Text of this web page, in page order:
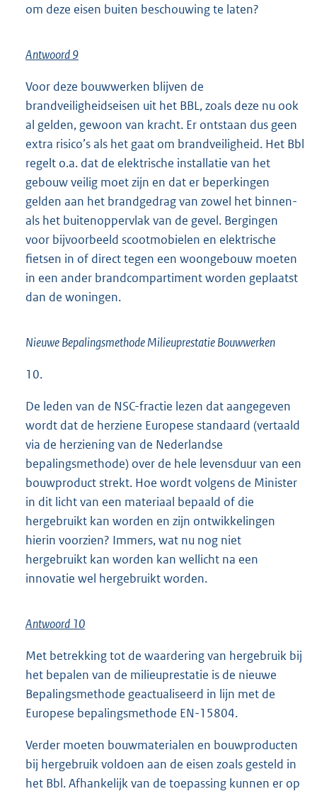
om deze eisen buiten beschouwing te laten?
Antwoord 9
Voor deze bouwwerken blijven de
brandveiligheidseisen uit het BBL, zoals deze nu ook
al gelden, gewoon van kracht. Er ontstaan dus geen
extra risico’s als het gaat om brandveiligheid. Het Bbl
regelt o.a. dat de elektrische installatie van het
gebouw veilig moet zijn en dat er beperkingen
gelden aan het brandgedrag van zowel het binnen-
als het buitenoppervlak van de gevel. Bergingen
voor bijvoorbeeld scootmobielen en elektrische
fietsen in of direct tegen een woongebouw moeten
in een ander brandcompartiment worden geplaatst
dan de woningen.
Nieuwe Bepalingsmethode Milieuprestatie Bouwwerken
10.
De leden van de NSC-fractie lezen dat aangegeven
wordt dat de herziene Europese standaard (vertaald
via de herziening van de Nederlandse
bepalingsmethode) over de hele levensduur van een
bouwproduct strekt. Hoe wordt volgens de Minister
in dit licht van een materiaal bepaald of die
hergebruikt kan worden en zijn ontwikkelingen
hierin voorzien? Immers, wat nu nog niet
hergebruikt kan worden kan wellicht na een
innovatie wel hergebruikt worden.
Antwoord 10
Met betrekking tot de waardering van hergebruik bij
het bepalen van de milieuprestatie is de nieuwe
Bepalingsmethode geactualiseerd in lijn met de
Europese bepalingsmethode EN-15804.
Verder moeten bouwmaterialen en bouwproducten
bij hergebruik voldoen aan de eisen zoals gesteld in
het Bbl. Afhankelijk van de toepassing kunnen er op